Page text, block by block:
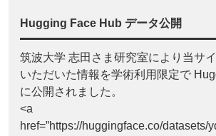
Hugging Face Hub データ公開
筑波大学 志田さま研究室により当サ
いただいた情報を学術利用限定で
に公開されました。
<a
href=”https://huggingface.co/datasets/